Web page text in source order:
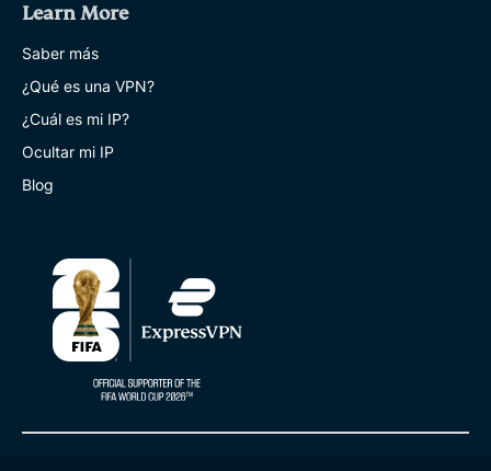
Learn More
Saber más
¿Qué es una VPN?
¿Cuál es mi IP?
Ocultar mi IP
Blog